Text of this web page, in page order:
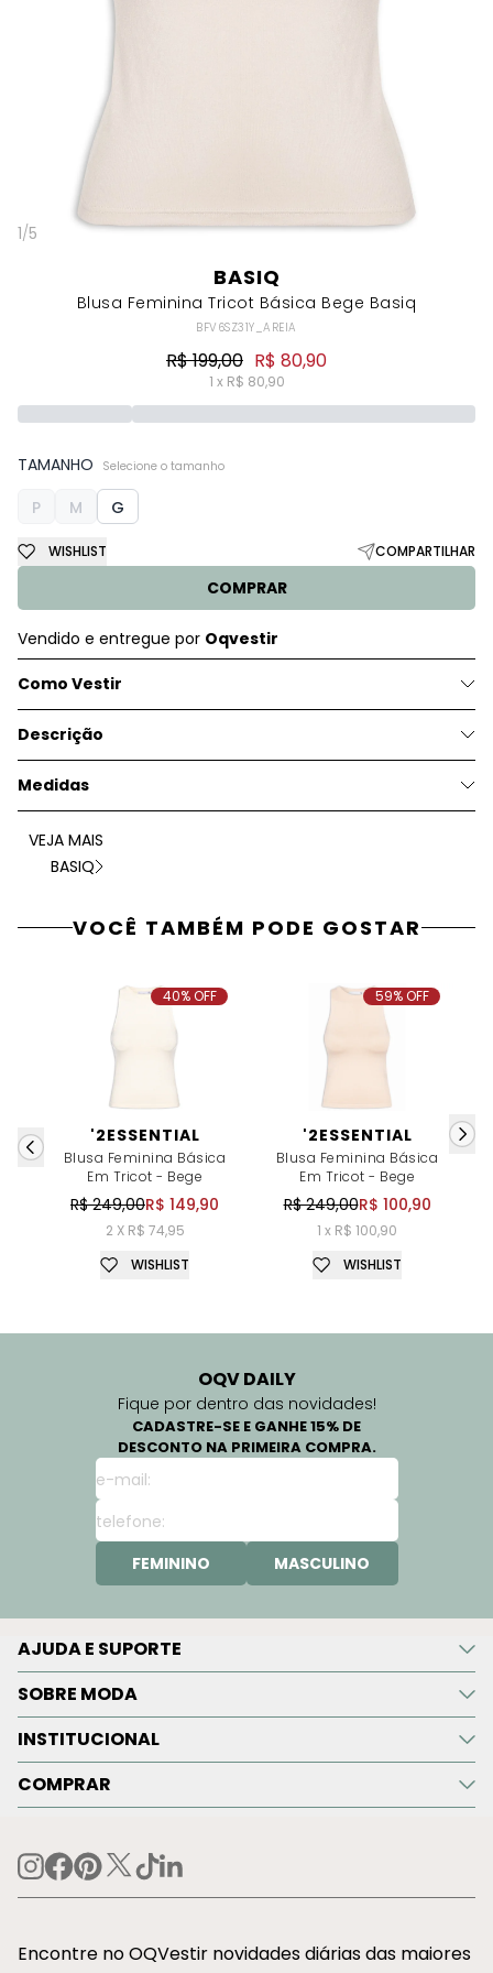
1/5
BASIQ
Blusa Feminina Tricot Básica Bege Basiq
BFV6SZ31Y_AREIA
R$ 199,00 R$ 80,90
1 x R$ 80,90
TAMANHO Selecione o tamanho
P M G
COMPRAR
WISHLIST COMPARTILHAR
Vendido e entregue por Oqvestir
Como Vestir
Descrição
Medidas
VEJA MAIS
BASIQ
VOCÊ TAMBÉM PODE GOSTAR
'2ESSENTIAL
Blusa Feminina Básica
Em Tricot - Bege
R$ 249,00R$ 149,90
2 X R$ 74,95
40% OFF
WISHLIST
'2ESSENTIAL
Blusa Feminina Básica
Em Tricot - Bege
R$ 249,00R$ 100,90
1 x R$ 100,90
59% OFF
WISHLIST
OQV DAILY
Fique por dentro das novidades!
CADASTRE-SE E GANHE 15% DE
DESCONTO NA PRIMEIRA COMPRA.
FEMININO MASCULINO
AJUDA E SUPORTE
SOBRE MODA
INSTITUCIONAL
COMPRAR
Encontre no OQVestir novidades diárias das maiores